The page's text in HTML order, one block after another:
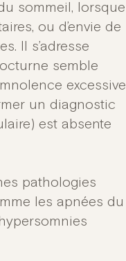
sommeil, lorsque
ou d’envie de
Il s’adresse
semble
excessive
un diagnostic
est absente
pathologies
les apnées du